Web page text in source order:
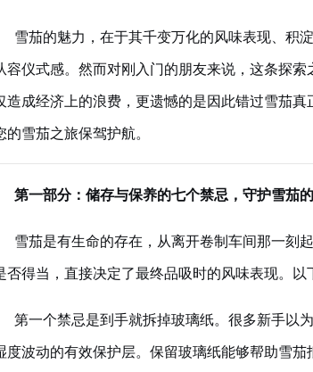
雪茄的魅力，在于其千变万化的风味表现、积
容仪式感。然而对刚入门的朋友来说，这条探
造成经济上的浪费，更遗憾的是因此错过雪茄真
的雪茄之旅保驾护航。
第一部分：储存与保养的七个禁忌，守护雪茄
雪茄是有生命的存在，从离开卷制车间那一刻
否得当，直接决定了最终品吸时的风味表现。以
第一个禁忌是到手就拆掉玻璃纸。很多新手以
度波动的有效保护层。保留玻璃纸能够帮助雪